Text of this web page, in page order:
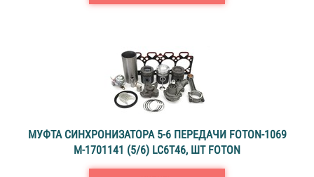
МУФТА СИНХРОНИЗАТОРА 5-6 ПЕРЕДАЧИ FOTON-1069
М-1701141 (5/6) LC6T46, ШТ FOTON